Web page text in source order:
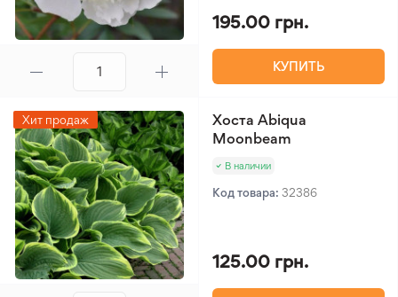
195.00 грн.
КУПИТЬ
Хит продаж
Хоста Abiqua
Moonbeam
В наличии
Код товара: 32386
125.00 грн.